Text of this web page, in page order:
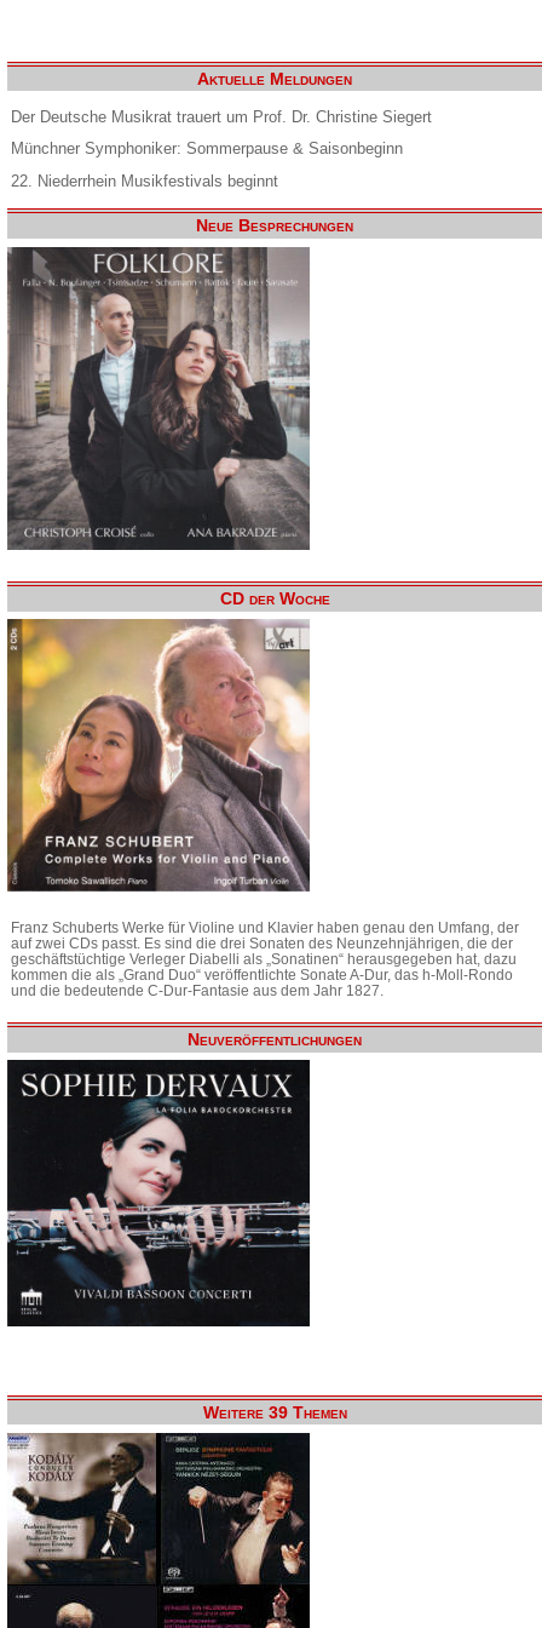
Aktuelle Meldungen
Der Deutsche Musikrat trauert um Prof. Dr. Christine Siegert
Münchner Symphoniker: Sommerpause & Saisonbeginn
22. Niederrhein Musikfestivals beginnt
Neue Besprechungen
CD der Woche
Franz Schuberts Werke für Violine und Klavier haben genau den Umfang, der
auf zwei CDs passt. Es sind die drei Sonaten des Neunzehnjährigen, die der
geschäftstüchtige Verleger Diabelli als „Sonatinen“ herausgegeben hat, dazu
kommen die als „Grand Duo“ veröffentlichte Sonate A-Dur, das h-Moll-Rondo
und die bedeutende C-Dur-Fantasie aus dem Jahr 1827.
Neuveröffentlichungen
Weitere 39 Themen